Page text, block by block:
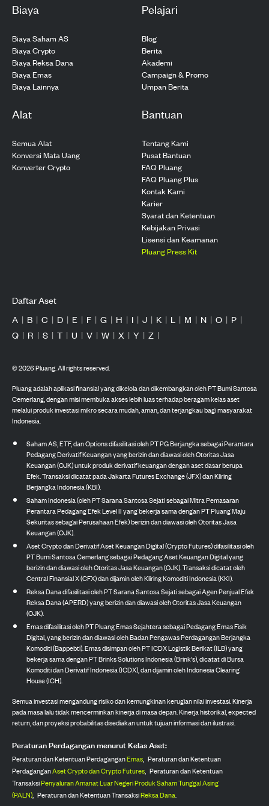
Biaya
Biaya Saham AS
Biaya Crypto
Biaya Reksa Dana
Biaya Emas
Biaya Lainnya
Pelajari
Blog
Berita
Akademi
Campaign & Promo
Umpan Berita
Alat
Semua Alat
Konversi Mata Uang
Konverter Crypto
Bantuan
Tentang Kami
Pusat Bantuan
FAQ Pluang
FAQ Pluang Plus
Kontak Kami
Karier
Syarat dan Ketentuan
Kebijakan Privasi
Lisensi dan Keamanan
Pluang Press Kit
Daftar Aset
A | B | C | D | E | F | G | H | I | J | K | L | M | N | O | P |
Q | R | S | T | U | V | W | X | Y | Z |
©2026Pluang. All rights reserved.
Pluang adalah aplikasi finansial yang dikelola dan dikembangkan oleh PT Bumi Santosa
Cemerlang, dengan misi membuka akses lebih luas terhadap beragam kelas aset
melalui produk investasi mikro secara mudah, aman, dan terjangkau bagi masyarakat
Indonesia.
Saham AS, ETF, dan Options difasilitasi oleh PT PG Berjangka sebagai Perantara
Pedagang Derivatif Keuangan yang berizin dan diawasi oleh Otoritas Jasa
Keuangan (OJK) untuk produk derivatif keuangan dengan aset dasar berupa
Efek. Transaksi dicatat pada Jakarta Futures Exchange (JFX) dan Kliring
Berjangka Indonesia (KBI).
Saham Indonesia (oleh PT Sarana Santosa Sejati sebagai Mitra Pemasaran
Perantara Pedagang Efek Level II yang bekerja sama dengan PT Pluang Maju
Sekuritas sebagai Perusahaan Efek) berizin dan diawasi oleh Otoritas Jasa
Keuangan (OJK).
Aset Crypto dan Derivatif Aset Keuangan Digital (Crypto Futures) difasilitasi oleh
PT Bumi Santosa Cemerlang sebagai Pedagang Aset Keuangan Digital yang
berizin dan diawasi oleh Otoritas Jasa Keuangan (OJK). Transaksi dicatat oleh
Central Finansial X (CFX) dan dijamin oleh Kliring Komoditi Indonesia (KKI).
Reksa Dana difasilitasi oleh PT Sarana Santosa Sejati sebagai Agen Penjual Efek
Reksa Dana (APERD) yang berizin dan diawasi oleh Otoritas Jasa Keuangan
(OJK).
Emas difasilitasi oleh PT Pluang Emas Sejahtera sebagai Pedagang Emas Fisik
Digital, yang berizin dan diawasi oleh Badan Pengawas Perdagangan Berjangka
Komoditi (Bappebti). Emas disimpan oleh PT ICDX Logistik Berikat (ILB) yang
bekerja sama dengan PT Brinks Solutions Indonesia (Brink's), dicatat di Bursa
Komoditi dan Derivatif Indonesia (ICDX), dan dijamin oleh Indonesia Clearing
House (ICH).
Semua investasi mengandung risiko dan kemungkinan kerugian nilai investasi. Kinerja
pada masa lalu tidak mencerminkan kinerja di masa depan. Kinerja historikal, expected
return, dan proyeksi probabilitas disediakan untuk tujuan informasi dan ilustrasi.
Peraturan Perdagangan menurut Kelas Aset:
Peraturan dan Ketentuan PerdaganganEmas, Peraturan dan Ketentuan
PerdaganganAset Crypto dan Crypto Futures, Peraturan dan Ketentuan
TransaksiPenyaluran Amanat Luar Negeri Produk Saham Tunggal Asing
(PALN), Peraturan dan Ketentuan TransaksiReksa Dana.